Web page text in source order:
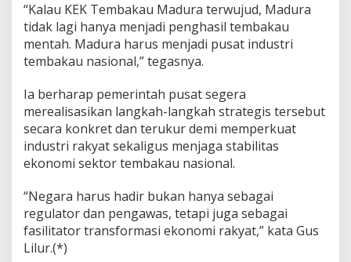
“Kalau KEK Tembakau Madura terwujud, Madura
tidak lagi hanya menjadi penghasil tembakau
mentah. Madura harus menjadi pusat industri
tembakau nasional,” tegasnya.
Ia berharap pemerintah pusat segera
merealisasikan langkah-langkah strategis tersebut
secara konkret dan terukur demi memperkuat
industri rakyat sekaligus menjaga stabilitas
ekonomi sektor tembakau nasional.
“Negara harus hadir bukan hanya sebagai
regulator dan pengawas, tetapi juga sebagai
fasilitator transformasi ekonomi rakyat,” kata Gus
Lilur.(*)